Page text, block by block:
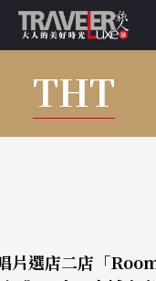
THT
片選店二店「